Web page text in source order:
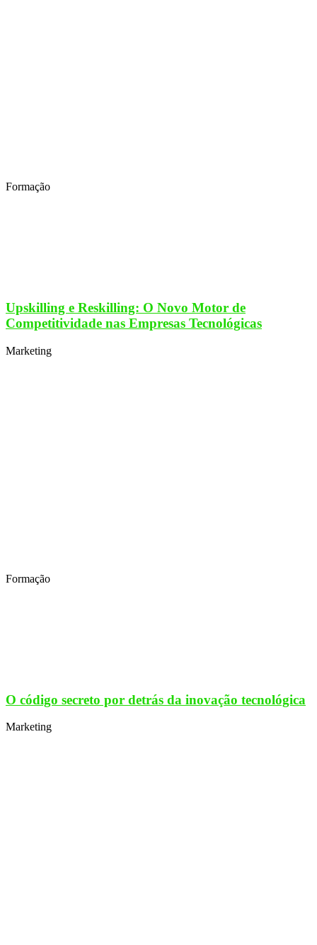
Formação
Upskilling e Reskilling: O Novo Motor de
Competitividade nas Empresas Tecnológicas
Marketing
Formação
O código secreto por detrás da inovação tecnológica
Marketing